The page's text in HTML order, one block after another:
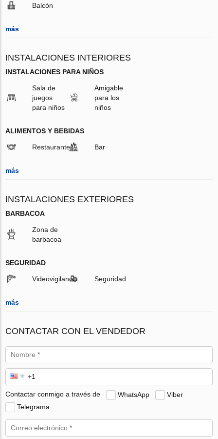
Balcón
más
INSTALACIONES INTERIORES
INSTALACIONES PARA NIÑOS
Sala de
juegos
para niños
Amigable
para los
niños
ALIMENTOS Y BEBIDAS
Restaurante Bar
más
INSTALACIONES EXTERIORES
BARBACOA
Zona de
barbacoa
SEGURIDAD
Videovigilancia Seguridad
más
CONTACTAR CON EL VENDEDOR
Contactar conmigo a través de WhatsApp
Viber
Telegrama